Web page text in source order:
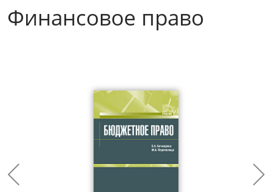
Финансовое право